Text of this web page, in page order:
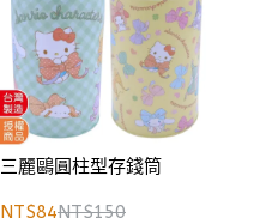
三麗鷗圓柱型存錢筒
NT$84NT$150